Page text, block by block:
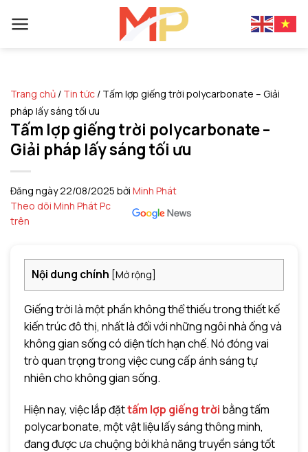
Trang chủ / Tin tức / Tấm lợp giếng trời polycarbonate – Giải
pháp lấy sáng tối ưu
Tấm lợp giếng trời polycarbonate –
Giải pháp lấy sáng tối ưu
Đăng ngày22/08/2025 bởi Minh Phát
Theo dõi Minh Phát Pc
trên
Nội dung chính [Mở rộng]
Giếng trời là một phần không thể thiếu trong thiết kế
kiến trúc đô thị, nhất là đối với những ngôi nhà ống và
không gian sống có diện tích hạn chế. Nó đóng vai
trò quan trọng trong việc cung cấp ánh sáng tự
nhiên cho không gian sống.
Hiện nay, việc lắp đặttấm lợp giếng trời bằng tấm
polycarbonate, một vật liệu lấy sáng thông minh,
đang được ưa chuộng bởi khả năng truyền sáng tốt